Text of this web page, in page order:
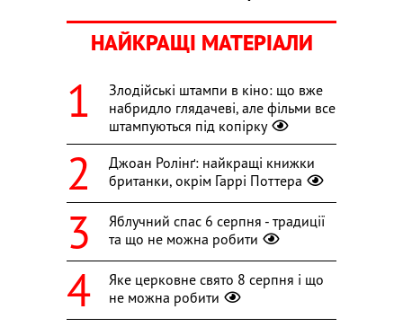
НАЙКРАЩІ МАТЕРІАЛИ
Злодійські штампи в кіно: що вже
набридло глядачеві, але фільми все
штампуються під копірку
Джоан Ролінґ: найкращі книжки
британки, окрім Гаррі Поттера
Яблучний спас 6 серпня - традиції
та що не можна робити
Яке церковне свято 8 серпня і що
не можна робити